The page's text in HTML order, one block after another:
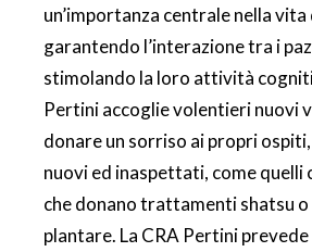
un’importanza centrale nella
garantendo l’interazione tra i
stimolando la loro attività
Pertini accoglie volentieri nuovi
donare un sorriso ai propri
nuovi ed inaspettati, come quelli
che donano trattamenti shatsu
plantare. La CRA Pertini